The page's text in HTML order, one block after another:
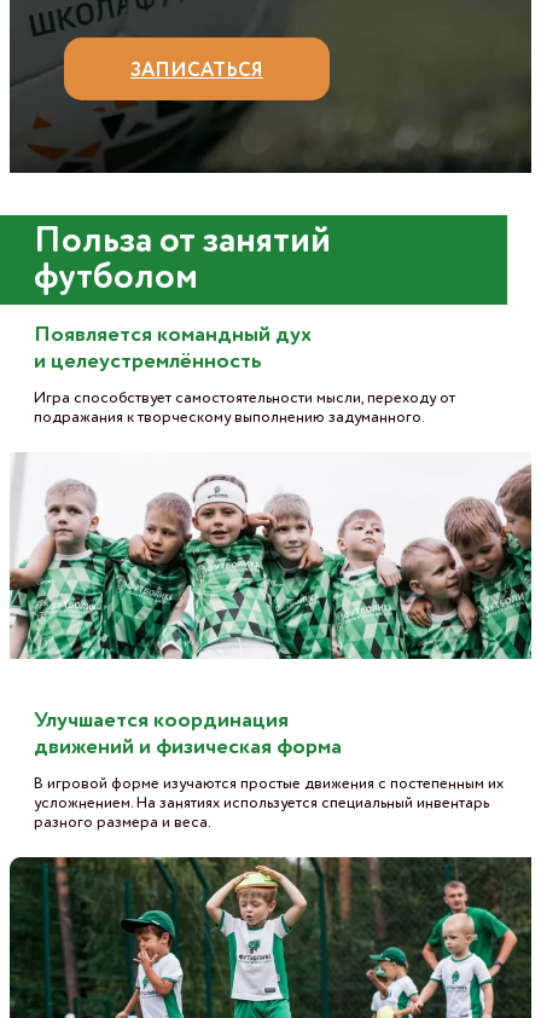
ЗАПИСАТЬСЯ
Польза от занятий
футболом
Появляется командный дух
и целеустремлённость
Игра способствует самостоятельности мысли, переходу от
подражания к творческому выполнению задуманного.
Улучшается координация
движений и физическая форма
В игровой форме изучаются простые движения с постепенным их
усложнением. На занятиях используется специальный инвентарь
разного размера и веса.